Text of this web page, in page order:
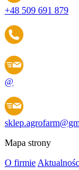
+48 509 691 879
@
Mapa strony
O firmie